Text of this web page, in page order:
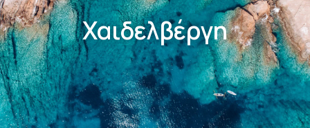
Χαιδελβέργη